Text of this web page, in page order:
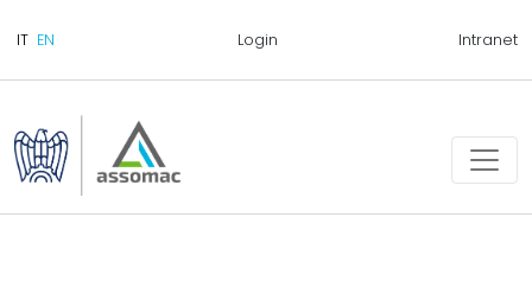
Login Intranet